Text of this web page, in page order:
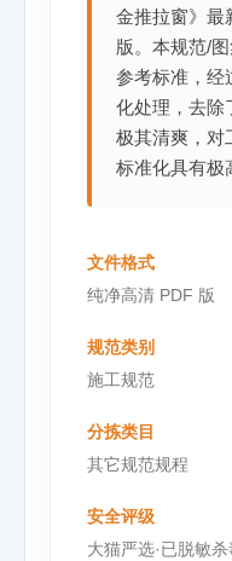
金推拉窗》最
版。本规范/
参考标准，经
化处理，去除
极其清爽，对
标准化具有极
文件格式
纯净高清 PDF 版
规范类别
施工规范
分拣类目
其它规范规程
安全评级
大猫严选·已脱敏杀